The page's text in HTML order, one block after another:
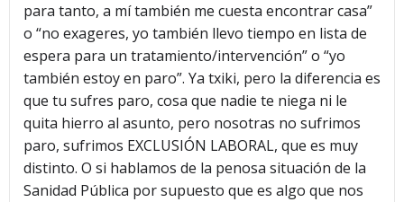
para tanto, a mí también me cuesta encontrar casa”
o “no exageres, yo también llevo tiempo en lista de
espera para un tratamiento/intervención” o “yo
también estoy en paro”. Ya txiki, pero la diferencia es
que tu sufres paro, cosa que nadie te niega ni le
quita hierro al asunto, pero nosotras no sufrimos
paro, sufrimos EXCLUSIÓN LABORAL, que es muy
distinto. O si hablamos de la penosa situación de la
Sanidad Pública por supuesto que es algo que nos